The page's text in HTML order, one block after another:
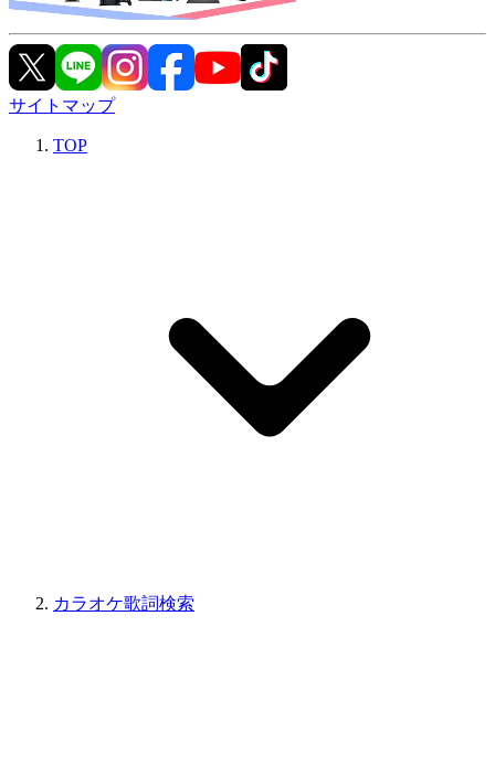
サイトマップ
TOP
カラオケ歌詞検索